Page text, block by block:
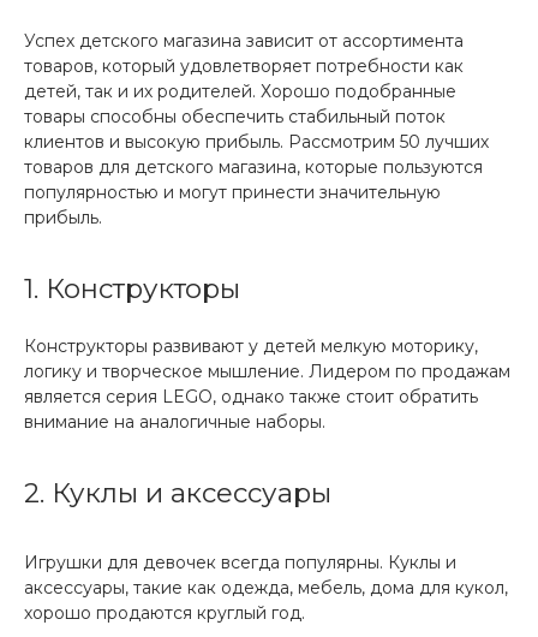
Успех детского магазина зависит от ассортимента
товаров, который удовлетворяет потребности как
детей, так и их родителей. Хорошо подобранные
товары способны обеспечить стабильный поток
клиентов и высокую прибыль. Рассмотрим 50 лучших
товаров для детского магазина, которые пользуются
популярностью и могут принести значительную
прибыль.
1. Конструкторы
Конструкторы развивают у детей мелкую моторику,
логику и творческое мышление. Лидером по продажам
является серия LEGO, однако также стоит обратить
внимание на аналогичные наборы.
2. Куклы и аксессуары
Игрушки для девочек всегда популярны. Куклы и
аксессуары, такие как одежда, мебель, дома для кукол,
хорошо продаются круглый год.